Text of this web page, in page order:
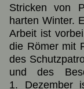
Stricken von
harten Winter.
Arbeit ist
die Römer mit
des
und des
1. Dezember